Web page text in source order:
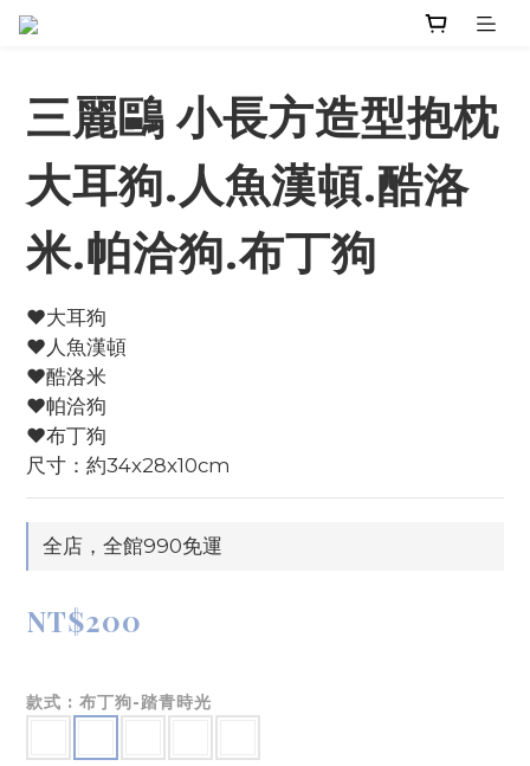
三麗鷗 小長方造型抱枕
大耳狗.人魚漢頓.酷洛
米.帕洽狗.布丁狗
♥大耳狗
♥人魚漢頓
♥酷洛米
♥帕洽狗
♥布丁狗
尺寸：約34x28x10cm
全店，全館990免運
NT$200
款式 : 布丁狗-踏青時光